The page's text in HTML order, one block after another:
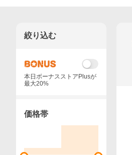
絞り込む
本日ボーナスストアPlusが
最大20%
価格帯